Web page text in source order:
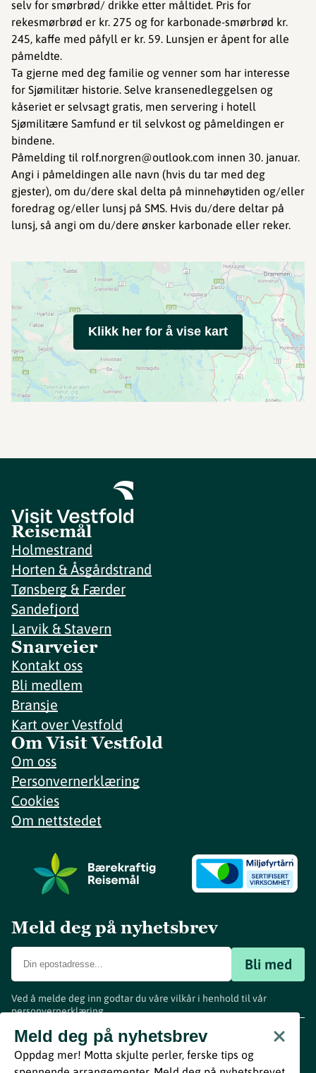
selv for smørbrød/ drikke etter måltidet. Pris for
rekesmørbrød er kr. 275 og for karbonade-smørbrød kr.
245, kaffe med påfyll er kr. 59. Lunsjen er åpent for alle
påmeldte.
Ta gjerne med deg familie og venner som har interesse
for Sjømilitær historie. Selve kransenedleggelsen og
kåseriet er selvsagt gratis, men servering i hotell
Sjømilitære Samfund er til selvkost og påmeldingen er
bindene.
Påmelding til rolf.norgren@outlook.com innen 30. januar.
Angi i påmeldingen alle navn (hvis du tar med deg
gjester), om du/dere skal delta på minnehøytiden og/eller
foredrag og/eller lunsj på SMS. Hvis du/dere deltar på
lunsj, så angi om du/dere ønsker karbonade eller reker.
Klikk her for å vise kart
Reisemål
Holmestrand
Horten & Åsgårdstrand
Tønsberg & Færder
Sandefjord
Larvik & Stavern
Snarveier
Kontakt oss
Bli medlem
Bransje
Kart over Vestfold
Om Visit Vestfold
Om oss
Personvernerklæring
Cookies
Om nettstedet
Meld deg på nyhetsbrev
Bli med
Ved å melde deg inn godtar du våre vilkår i henhold til vår
personvernerklæring.
Meld deg på nyhetsbrev
Oppdag mer! Motta skjulte perler, ferske tips og
www.visitvestfold.com
Turistinformasjon
Vestfold Fylkeskommune